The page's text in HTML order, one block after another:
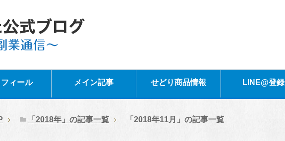
ィール メイン記事 せどり商品情報 LINE@登録
「2018年」の記事一覧 「2018年11月」の記事一覧